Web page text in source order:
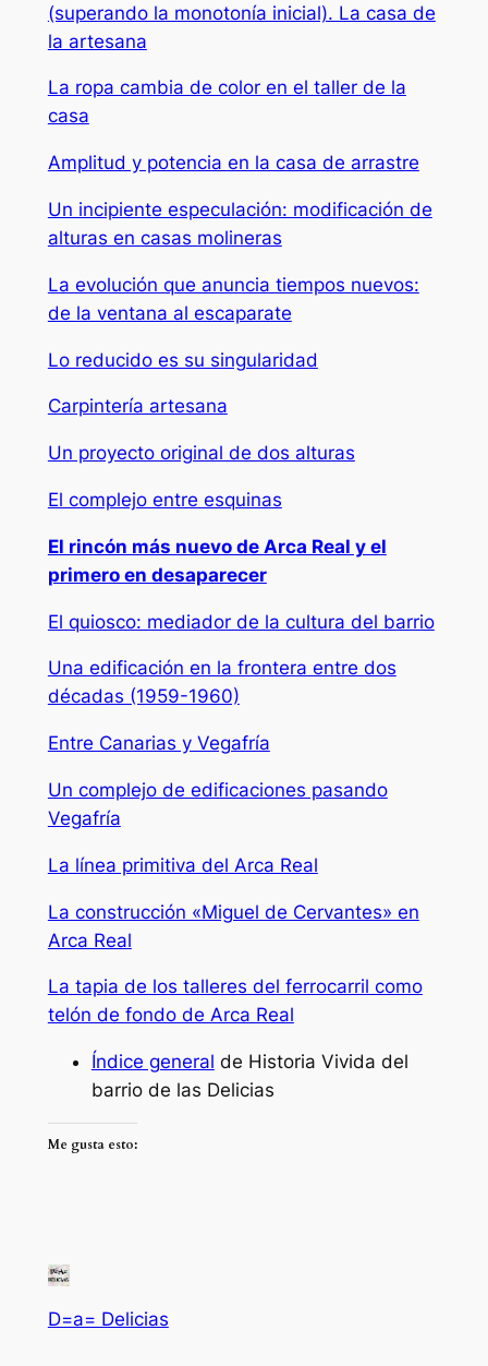
(superando la monotonía inicial). La casa de
la artesana
La ropa cambia de color en el taller de la
casa
Amplitud y potencia en la casa de arrastre
Un incipiente especulación: modificación de
alturas en casas molineras
La evolución que anuncia tiempos nuevos:
de la ventana al escaparate
Lo reducido es su singularidad
Carpintería artesana
Un proyecto original de dos alturas
El complejo entre esquinas
El rincón más nuevo de Arca Real y el
primero en desaparecer
El quiosco: mediador de la cultura del barrio
Una edificación en la frontera entre dos
décadas (1959-1960)
Entre Canarias y Vegafría
Un complejo de edificaciones pasando
Vegafría
La línea primitiva del Arca Real
La construcción «Miguel de Cervantes» en
Arca Real
La tapia de los talleres del ferrocarril como
telón de fondo de Arca Real
Índice general de Historia Vivida del
barrio de las Delicias
Me gusta esto:
D=a= Delicias